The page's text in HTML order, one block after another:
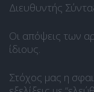
Διευθυντής
Οι απόψεις των
ίδιους.
Στόχος μας η